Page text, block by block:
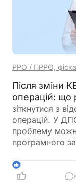
РРО / ПРРО,
Після зміни
операцій: що
зіткнутися з
операцій. У
проблему
програмного
повідомлення
нового
3